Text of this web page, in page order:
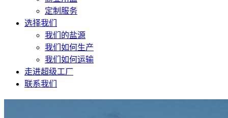
定制服务
选择我们
我们的盐源
我们如何生产
我们如何运输
走进超级工厂
联系我们